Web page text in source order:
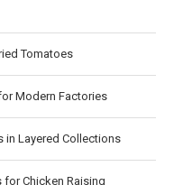
Tomatoes
Modern Factories
in Layered Collections
Chicken Raising